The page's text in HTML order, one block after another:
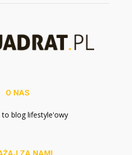
O NAS
to blog lifestyle'owy